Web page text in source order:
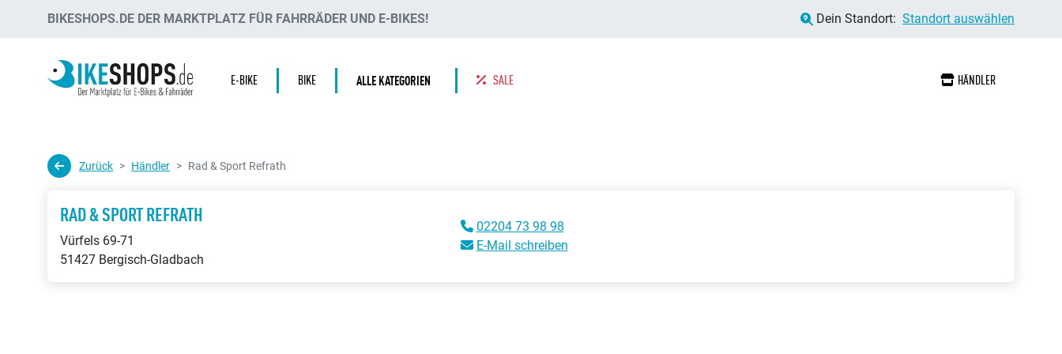
BIKESHOPS.DE DER MARKTPLATZ FÜR FAHRRÄDER UND E-BIKES! Dein Standort: Standort auswählen
E-BIKE BIKE ALLE KATEGORIEN SALE HÄNDLER
Zurück Händler Rad & Sport Refrath
RAD & SPORT REFRATH
Vürfels 69-71
51427 Bergisch-Gladbach
02204 73 98 98
E-Mail schreiben